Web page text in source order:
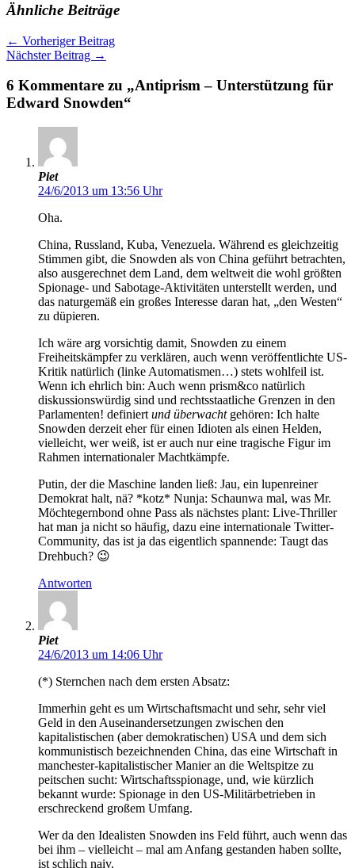
Ähnliche Beiträge
← Vorheriger Beitrag
Nächster Beitrag →
6 Kommentare zu „Antiprism – Unterstützung für
Edward Snowden“
Piet
24/6/2013 um 13:56 Uhr
Oha.
China, Russland, Kuba, Venezuela. Während es gleichzeitig
Stimmen gibt, die Snowden als von China geführt betrachten,
also ausgerechnet dem Land, dem weltweit die wohl größten
Spionage- und Sabotage-Aktivitäten unterstellt werden, und
das naturgemäß ein großes Interesse daran hat, „den Westen“
zu düpieren.
Ich wäre arg vorsichtig damit, Snowden zu einem
Freiheitskämpfer zu verklären, auch wenn veröffentlichte US-
Kritik natürlich (linke Automatismen…) stets wohlfeil ist.
Wenn ich ehrlich bin: Auch wenn prism&co natürlich
diskussionswürdig sind und rechtsstaatliche Grenzen in den
Parlamenten! definiert und überwachtgehören: Ich halte
Snowden derzeit eher für einen Idioten als einen Helden,
vielleicht, wer weiß, ist er auch nur eine tragische Figur im
Rahmen internationaler Machtkämpfe.
Putin, der die Maschine landen ließ: Jau, ein lupenreiner
Demokrat halt, nä? *kotz* Nunja: Schaunwa mal, was Mr.
Möchtegernbond ohne Pass als nächstes plant: Live-Thriller
hat man ja nicht so häufig, dazu eine internationale Twitter-
Community, das ist ja das eigentlich spannende: Taugt das
Drehbuch? 😉
Antworten
Piet
24/6/2013 um 14:06 Uhr
(*) Sternchen nach dem ersten Absatz:
Immerhin geht es um Wirtschaftsmacht und sehr, sehr viel
Geld in den Auseinandersetzungen zwischen den
kapitalistischen (aber demokratischen) USA und dem sich
kommunistisch bezeichnenden China, das eine Wirtschaft in
manchester-kapitalistischer Manier an die Weltspitze zu
peitschen sucht: Wirtschaftsspionage, und, wie kürzlich
bekannt wurde: Spionage in den US-Militärbetrieben in
erschreckend großem Umfang.
Wer da den Idealisten Snowden ins Feld führt, auch wenn das
bei ihm – vielleicht – mal am Anfang gestanden haben sollte,
ist schlich naiv.